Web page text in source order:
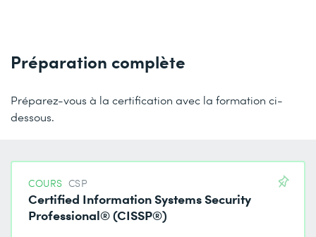
Préparation complète
Préparez-vous à la certification avec la formation ci-
dessous.
COURS CSP
Certified Information Systems Security
Professional® (CISSP®)